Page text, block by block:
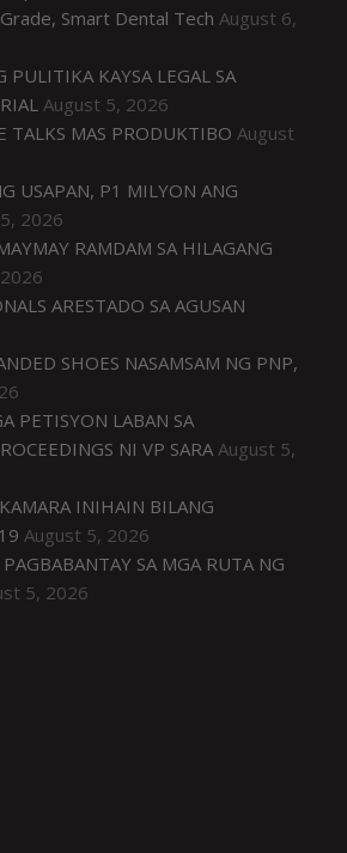
Smart Dental Tech August 6,
PULITIKA KAYSA LEGAL SA
August 5, 2026
TALKS MAS PRODUKTIBO August
USAPAN, P1 MILYON ANG
2026
RAMDAM SA HILAGANG
ARESTADO SA AGUSAN
SHOES NASAMSAM NG PNP,
PETISYON LABAN SA
NI VP SARA August 5,
INIHAIN BILANG
August 5, 2026
SA MGA RUTA NG
5, 2026